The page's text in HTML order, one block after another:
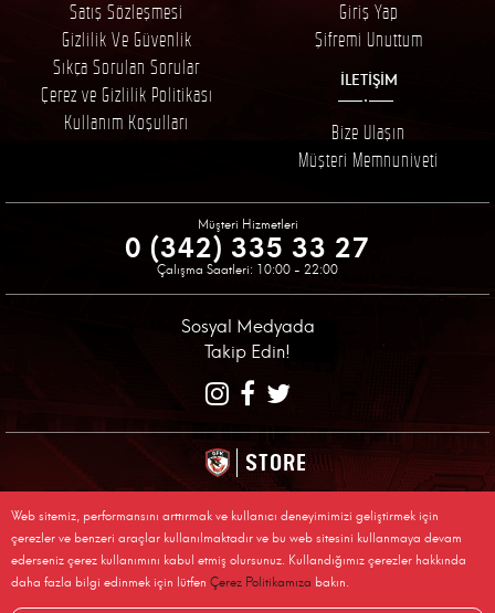
Satış Sözleşmesi
Gizlilik Ve Güvenlik
Sıkça Sorulan Sorular
Çerez ve Gizlilik Politikası
Kullanım Koşulları
Giriş Yap
Şifremi Unuttum
İLETİŞİM
Bize Ulaşın
Müşteri Memnuniyeti
Müşteri Hizmetleri
0 (342) 335 33 27
Çalışma Saatleri: 10:00 - 22:00
Sosyal Medyada
Takip Edin!
STORE
Tüm Sakları Saklıdır, Kopyalanamaz.
Web sitemiz, performansını arttırmak ve kullanıcı deneyimimizi geliştirmek için
çerezler ve benzeri araçlar kullanılmaktadır ve bu web sitesini kullanmaya devam
ederseniz çerez kullanımını kabul etmiş olursunuz. Kullandığımız çerezler hakkında
daha fazla bilgi edinmek için lütfen Çerez Politikamıza bakın.